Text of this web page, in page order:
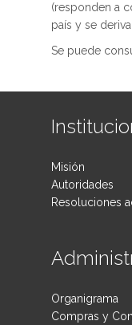
(responden a
país y se
Se puede
Misión
Autoridades
Resoluciones
Organigrama
Compras y